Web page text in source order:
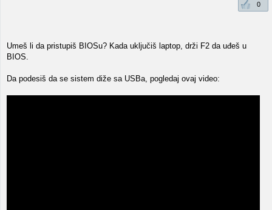
0
Umeš li da pristupiš BIOSu? Kada uključiš laptop, drži F2 da uđeš u
BIOS.
Da podesiš da se sistem diže sa USBa, pogledaj ovaj video: